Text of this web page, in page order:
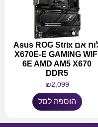
לוח אם Asus ROG Strix
X670E-E GAMING WIFI
6E AMD AM5 X670
DDR5
₪2,099
הוספה לסל